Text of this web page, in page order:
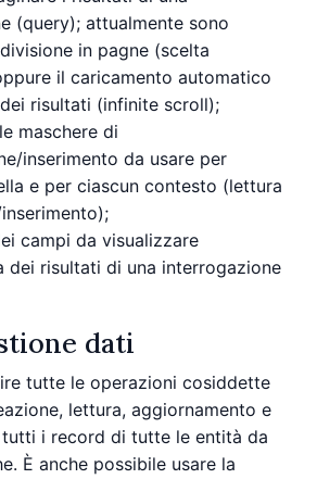
(query); attualmente sono
in pagne (scelta
il caricamento automatico
risultati (infinite scroll);
maschere di
inserimento da usare per
e per ciascun contesto (lettura
campi da visualizzare
dei risultati di una interrogazione
dati
tutte le operazioni cosiddette
lettura, aggiornamento e
tutti i record di tutte le entità da
È anche possibile usare la